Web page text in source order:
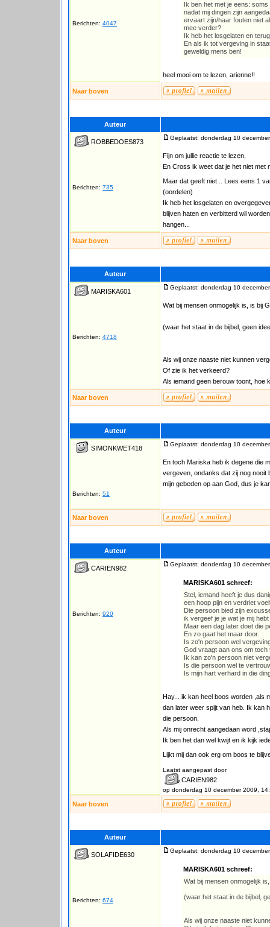
Berichten: 4047
Ik ben het met je eens:
nadat mij dingen zijn
ervaart zijn/haar fouten niet
mee verder?
Ik heb het losgelaten en
En als ik tot vergeving in
geweldig mens ben!
heel mooi om te lezen, arienne!!
Naar boven
Auteur
ROBBEDOES873
Berichten: 735
Geplaatst: donderdag 10
Fijn om jullie reactie te lezen,
En Cross ik weet dat je het niet met
Maar dat geeft niet... Lees eens 1
(oordelen)
Ik heb het losgelaten en
blijven haten en verbitterd wil
hangen...
Naar boven
Auteur
MARISKA601
Berichten: 4718
Geplaatst: donderdag 10
Wat bij mensen onmogelijk is, is bij
(waar het staat in de bijbel, geen
Als wij onze naaste niet kunnen
Of zie ik het verkeerd?
Als iemand geen berouw toont, hoe
Naar boven
Auteur
SIMONKWET418
Berichten: 51
Geplaatst: donderdag 10
En toch Mariska heb ik degene die
vergeven, ondanks dat zij nog nooit
mijn gebeden op aan God, dus je
Naar boven
Auteur
CARIEN982
Berichten: 920
Geplaatst: donderdag 10
MARISKA601 schreef:
Stel, iemand heeft je dus
een hoop pijn en verdriet
Die persoon bied zijn
ik vergeef je je wat je mij
Maar een dag later doet die
En zo gaat het maar door.
Is zo'n persoon wel
God vraagt aan ons om toch
Ik kan zo'n persoon niet
Is die persoon wel te
Is mijn hart verhard in die
Hay... ik kan heel boos worden ,als
dan later weer spijt van heb. Ik kan
die persoon.
Als mij onrecht aangedaan word
Ik ben het dan wel kwijt en ik kijk
Lijkt mij dan ook erg om boos te
Laatst aangepast door
CARIEN982
op donderdag 10 december 2009,
Naar boven
Auteur
SOLAFIDE630
Berichten: 674
Geplaatst: donderdag 10
MARISKA601 schreef:
Wat bij mensen onmogelijk
(waar het staat in de bijbel,
Als wij onze naaste niet